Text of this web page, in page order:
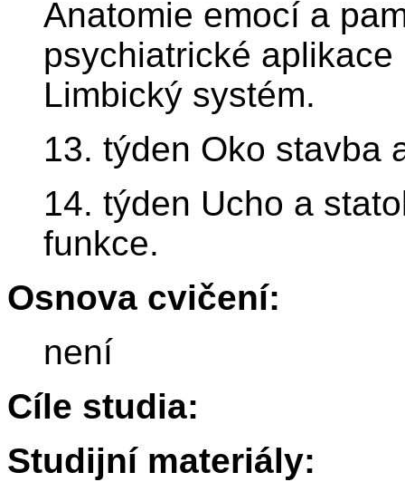
Anatomie emocí a
psychiatrické
Limbický systém.
13. týden Oko stavba
14. týden Ucho a
funkce.
Osnova cvičení:
není
Cíle studia:
Studijní materiály: